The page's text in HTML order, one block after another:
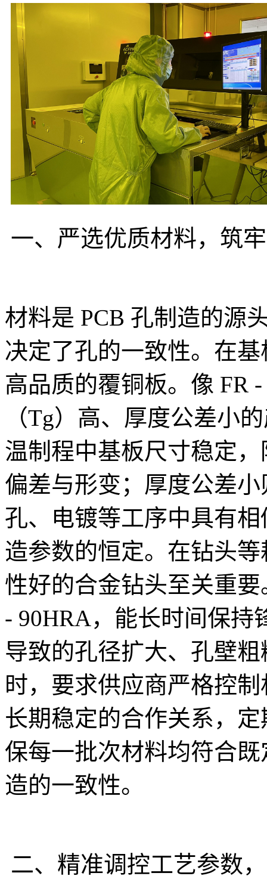
一、严选优质材料，筑
材料是 PCB 孔制造的源
决定了孔的一致性。在
高品质的覆铜板。像 FR
（Tg）高、厚度公差小
温制程中基板尺寸稳定
偏差与形变；厚度公差
孔、电镀等工序中具有
造参数的恒定。在钻头
性好的合金钻头至关重
- 90HRA，能长时间保持
导致的孔径扩大、孔壁
时，要求供应商严格控
长期稳定的合作关系，
保每一批次材料均符合
造的一致性。
二、精准调控工艺参数